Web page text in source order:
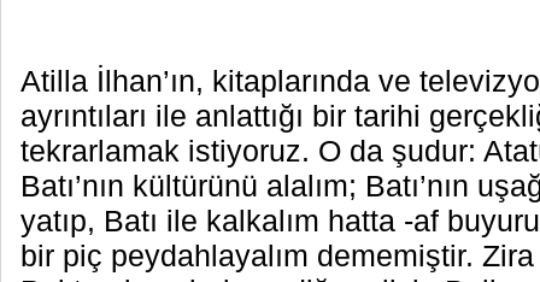
Atilla İlhan’ın, kitaplarında ve
ayrıntıları ile anlattığı bir tarihi
tekrarlamak istiyoruz. O da şudur:
Batı’nın kültürünü alalım; Batı’nın
yatıp, Batı ile kalkalım hatta -af
bir piç peydahlayalım dememiştir.